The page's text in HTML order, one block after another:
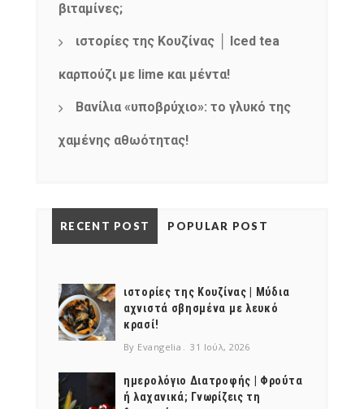
βιταμίνες;
ιστορίες της Κουζίνας │ Iced tea
καρπούζι με lime και μέντα!
Βανίλια «υποβρύχιο»: το γλυκό της
χαμένης αθωότητας!
RECENT POST POPULAR POST
ιστορίες της Κουζίνας | Μύδια
αχνιστά σβησμένα με λευκό
κρασί!
By Evangelia 31 Ιούλ, 2026
ημερολόγιο Διατροφής | Φρούτα
ή λαχανικά; Γνωρίζεις τη